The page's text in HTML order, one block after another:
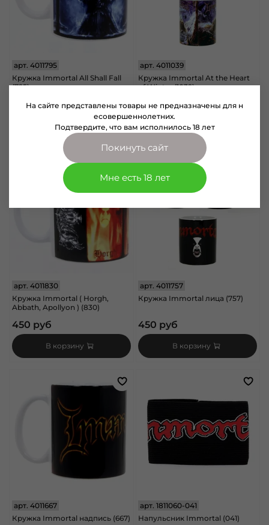
арт. 4011795
Кружка Immortal All Shall Fall
(795)
450 руб
В корзину
арт.4011039
Кружка Immortal At the Heart
of Winter (1039)
450 руб
В корзину
арт. 4011830
Кружка Immortal ( Horgh,
Abbath, Apollyon ) (830)
450 руб
В корзину
арт.4011757
Кружка Immortal лица (757)
450 руб
В корзину
арт. 4011667
Кружка Immortal надпись (667)
арт.1811060-041
Напульсник Immortal (041)
На сайте представлены товары не предназначены для н
есовершеннолетних.
Подтвердите, что вам исполнилось 18 лет
Покинуть сайт
Мне есть 18 лет